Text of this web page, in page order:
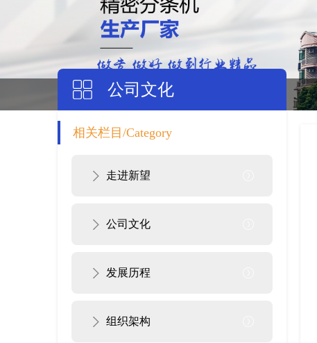
公司文化
相关栏目/Category
走进新望
公司文化
发展历程
组织架构